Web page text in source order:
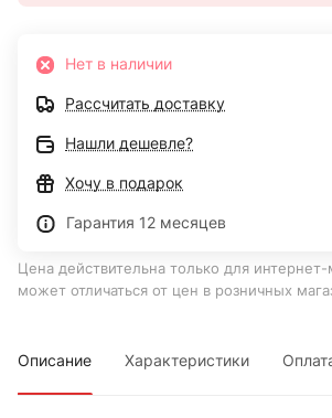
Нет в наличии
Рассчитать доставку
Нашли дешевле?
Хочу в подарок
Гарантия 12 месяцев
Цена действительна только для интернет-
может отличаться от цен в розничных
Описание Характеристики